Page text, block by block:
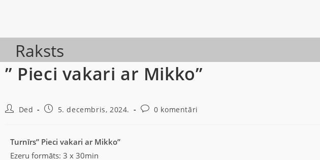
Raksts
” Pieci vakari ar Mikko”
Ded 5. decembris, 2024. 0 komentāri
Turnīrs” Pieci vakari ar Mikko”
Ezeru formāts: 3 x 30min